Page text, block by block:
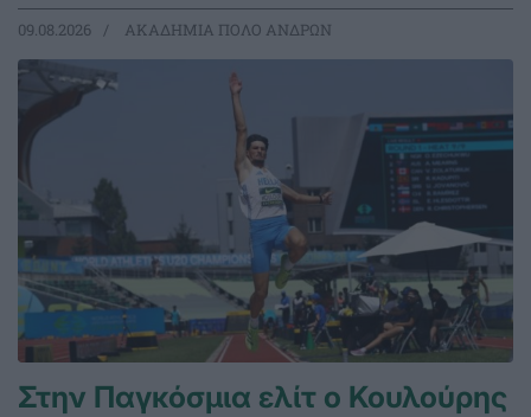
09.08.2026 ΑΚΑΔΗΜΙΑ ΠΟΛΟ ΑΝΔΡΩΝ
Στην Παγκόσμια ελίτ ο Κουλούρης